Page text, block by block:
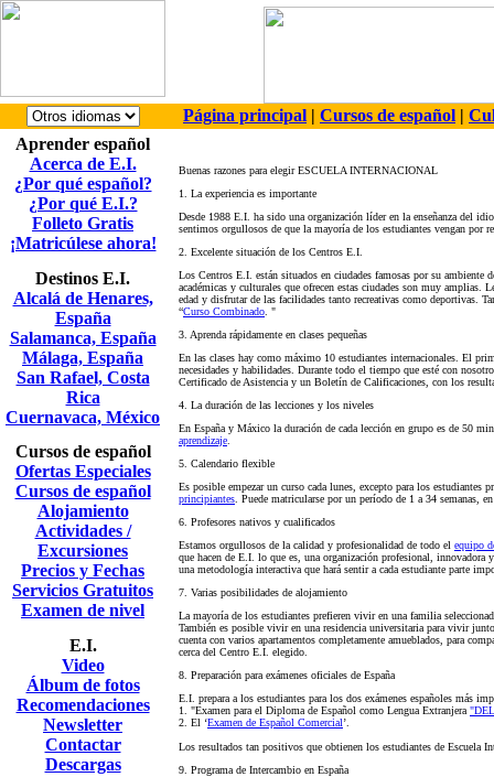
Página principal | Cursos de español |
Aprender español
Acerca de E.I.
¿Por qué español?
¿Por qué E.I.?
Folleto Gratis
¡Matricúlese ahora!
Destinos E.I.
Alcalá de Henares,
España
Salamanca, España
Málaga, España
San Rafael, Costa
Rica
Cuernavaca, México
Cursos de español
Ofertas Especiales
Cursos de español
Alojamiento
Actividades /
Excursiones
Precios y Fechas
Servicios Gratuitos
Examen de nivel
E.I.
Video
Álbum de fotos
Recomendaciones
Newsletter
Contactar
Descargas
Buenas razones para elegir ESCUELA INTERNACIONAL
1. La experiencia es importante
Desde 1988 E.I. ha sido una organización líder en la enseñanza del
sentimos orgullosos de que la mayoría de los estudiantes vengan por
2. Excelente situación de los Centros E.I.
Los Centros E.I. están situados en ciudades famosas por su ambiente
académicas y culturales que ofrecen estas ciudades son muy amplias.
edad y disfrutar de las facilidades tanto recreativas como deportivas.
“Curso Combinado . "
3. Aprenda rápidamente en clases pequeñas
En las clases hay como máximo 10 estudiantes internacionales. El
necesidades y habilidades. Durante todo el tiempo que esté con
Certificado de Asistencia y un Boletín de Calificaciones, con los
4. La duración de las lecciones y los niveles
En España y Máxico la duración de cada lección en grupo es de 50
aprendizaje
5. Calendario flexible
Es posible empezar un curso cada lunes, excepto para los estudiantes
principiantes . Puede matricularse por un período de 1 a 34 semanas,
6. Profesores nativos y cualificados
Estamos orgullosos de la calidad y profesionalidad de todo el equipo
que hacen de E.I. lo que es, una organización profesional,
una metodología interactiva que hará sentir a cada estudiante parte
7. Varias posibilidades de alojamiento
La mayoría de los estudiantes prefieren vivir en una familia
También es posible vivir en una residencia universitaria para vivir
cuenta con varios apartamentos completamente amueblados, para
cerca del Centro E.I. elegido.
8. Preparación para exámenes oficiales de España
E.I. prepara a los estudiantes para los dos exámenes españoles más
1. "Examen para el Diploma de Español como Lengua Extranjera
2. El ‘Examen de Español Comercial’.
Los resultados tan positivos que obtienen los estudiantes de Escuela
9. Programa de Intercambio en España